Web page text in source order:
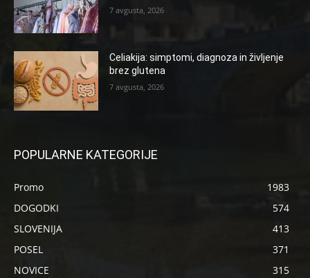
7 avgusta, 2026
Celiakija: simptomi, diagnoza in življenje
brez glutena
7 avgusta, 2026
POPULARNE KATEGORIJE
Promo
1983
DOGODKI
574
SLOVENIJA
413
POSEL
371
NOVICE
315